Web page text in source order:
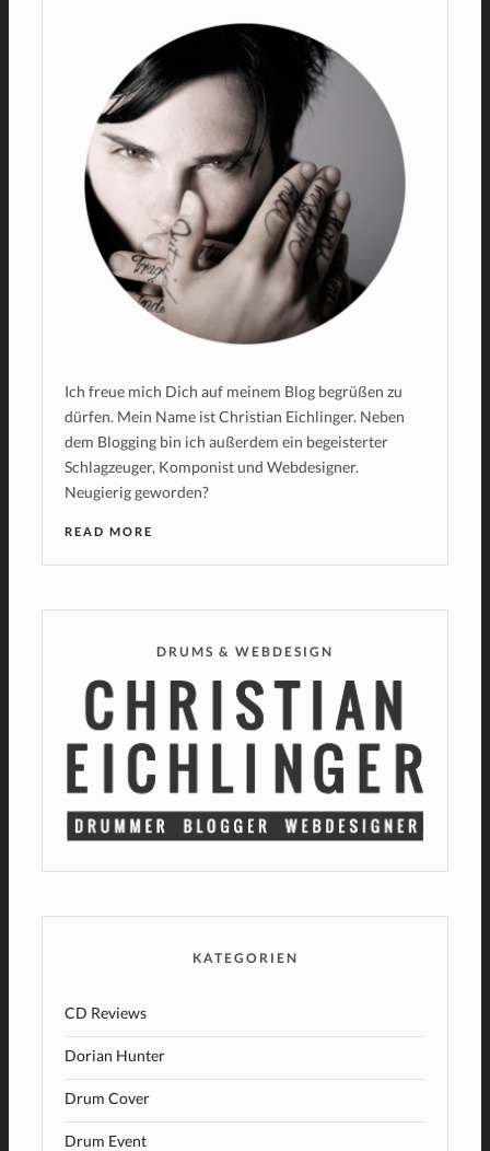
Ich freue mich Dich auf meinem Blog begrüßen zu
dürfen. Mein Name ist Christian Eichlinger. Neben
dem Blogging bin ich außerdem ein begeisterter
Schlagzeuger, Komponist und Webdesigner.
Neugierig geworden?
READ MORE
DRUMS & WEBDESIGN
KATEGORIEN
CD Reviews
Dorian Hunter
Drum Cover
Drum Event